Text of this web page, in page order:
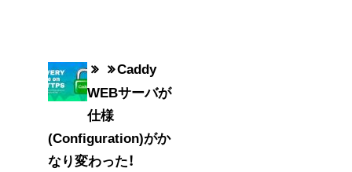
Caddy
WEBサーバが
仕様
(Configuration)がか
なり変わった！